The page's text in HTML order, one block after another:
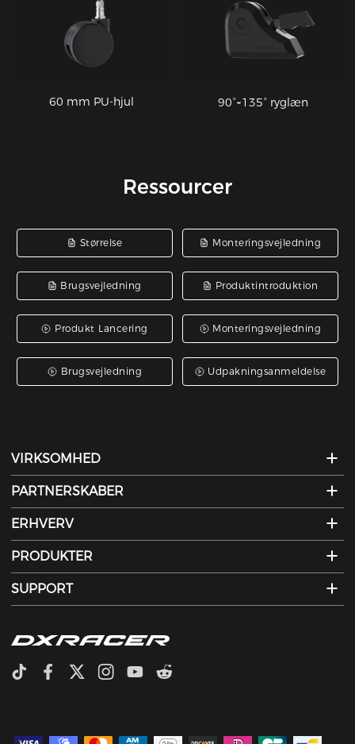
60 mm PU-hjul 90°~135° ryglæn
Ressourcer
Størrelse Monteringsvejledning
Brugsvejledning Produktintroduktion
Produkt Lancering Monteringsvejledning
Brugsvejledning Udpakningsanmeldelse
VIRKSOMHED
PARTNERSKABER
ERHVERV
PRODUKTER
SUPPORT